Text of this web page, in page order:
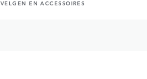
VELGEN EN ACCESSOIRES